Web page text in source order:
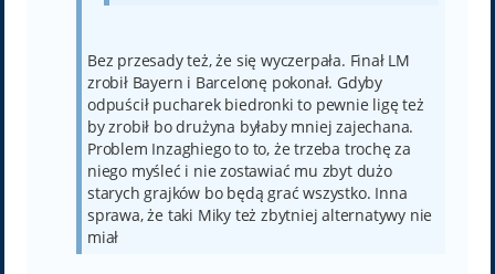
Bez przesady też, że się wyczerpała. Finał LM
zrobił Bayern i Barcelonę pokonał. Gdyby
odpuścił pucharek biedronki to pewnie ligę też
by zrobił bo drużyna byłaby mniej zajechana.
Problem Inzaghiego to to, że trzeba trochę za
niego myśleć i nie zostawiać mu zbyt dużo
starych grajków bo będą grać wszystko. Inna
sprawa, że taki Miky też zbytniej alternatywy nie
miał